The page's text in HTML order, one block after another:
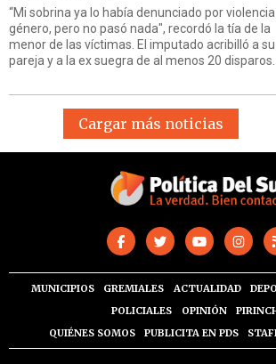
“Mi sobrina ya lo había denunciado por
género, pero no pasó nada", recordó la tía de la
menor de las víctimas. El imputado acribilló a
pareja y a la ex suegra de al menos 20 disparos.
Cargar más noticias
MUNICIPIOS GREMIALES ACTUALIDAD
POLICIALES
OPINIÓN
QUIÉNES SOMOS
PUBLICITA EN PDS